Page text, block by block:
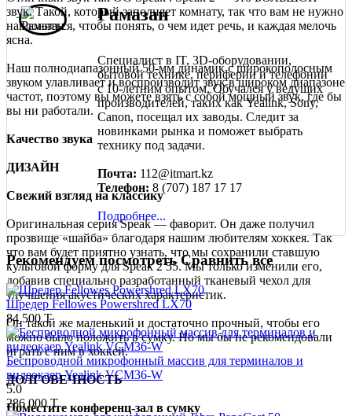
звук. Такой, который заполняет комнату, так что вам не нужно
наклоняться, чтобы понять, о чем идет речь, и каждая мелочь
ясна.
Наш полнодиапазонный 50-мм динамик с широкополосным
звуком улавливает и воспроизводит звук в широком диапазоне
частот, поэтому вы можете взять с собой мощный звук, где бы
вы ни работали.
Качество звука
ДИЗАЙН
Свежий взгляд на классику
Оригинальная серия Speak — фаворит. Он даже получил
прозвище «шайба» благодаря нашим любителям хоккея. Так
что вам будет приятно узнать, что мы сохранили ставшую
культовой форму для Speak 2 55. Мы только изменили его,
добавив специально разработанный тканевый чехол для
улучшения акустических характеристик.
Он такой же маленький и достаточно прочный, чтобы его
можно было положить в сумку. Но мы бы не рекомендовали
играть с ним в хоккей.
ДОЛГОВЕЧНОСТЬ
Поместите конференц-зал в сумку
Рамазан
Специалист в IT, 3D-оборудовании,
бытовой технике, периферии и телефонии
с 10-летним опытом. Обучался у ведущих
производителей, таких как Yealink, Sony,
Canon, посещал их заводы. Следит за
новинками рынка и поможет выбрать
технику под задачи.
Почта: 112@itmart.kz
Телефон: 8 (707) 187 17 17
Подробнее...
Рекомендуем посмотретьСравнить все
Шредер Fellowes Powershred LX70
84 500 T
Беспроводной микрофонный массив для терминалов и
видеокаер Yealink VCM36-W
5.0
286 000 T